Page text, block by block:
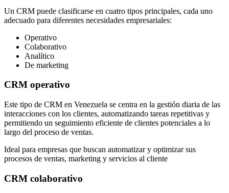
Un CRM puede clasificarse en cuatro tipos principales, cada uno
adecuado para diferentes necesidades empresariales:
Operativo
Colaborativo
Analítico
De marketing
CRM operativo
Este tipo de CRM en Venezuela se centra en la gestión diaria de las
interacciones con los clientes, automatizando tareas repetitivas y
permitiendo un seguimiento eficiente de clientes potenciales a lo
largo del proceso de ventas.
Ideal para empresas que buscan automatizar y optimizar sus
procesos de ventas, marketing y servicios al cliente
CRM colaborativo